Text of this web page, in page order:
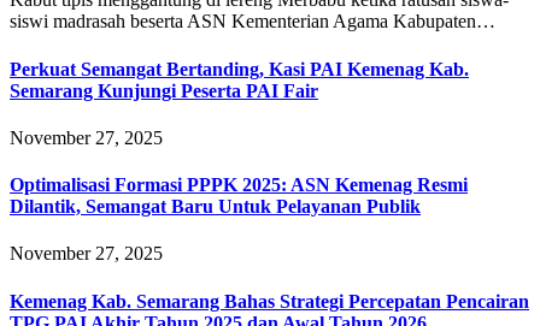
siswi madrasah beserta ASN Kementerian Agama Kabupaten…
Perkuat Semangat Bertanding, Kasi PAI Kemenag Kab.
Semarang Kunjungi Peserta PAI Fair
November 27, 2025
Optimalisasi Formasi PPPK 2025: ASN Kemenag Resmi
Dilantik, Semangat Baru Untuk Pelayanan Publik
November 27, 2025
Kemenag Kab. Semarang Bahas Strategi Percepatan Pencairan